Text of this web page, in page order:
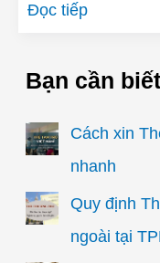
Đọc tiếp
Bạn cần biết
Cách xin
nhanh
Quy định
ngoài tại